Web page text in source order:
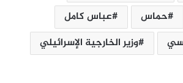
حماس
عباس كامل
وزير الخارجية الإسرائيلي